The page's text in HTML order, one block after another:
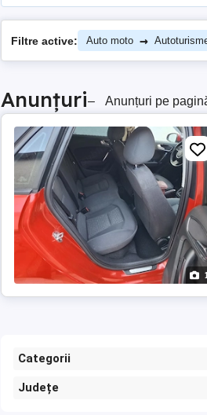
Filtre active: Auto moto →
Anunțuri– Anunțuri pe
Categorii
Județe